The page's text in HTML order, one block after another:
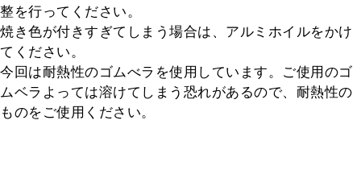
整を行ってください。
焼き色が付きすぎてしまう場合は、アルミホイルをかけ
てください。
今回は耐熱性のゴムべラを使用しています。ご使用のゴ
ムベラよっては溶けてしまう恐れがあるので、耐熱性の
ものをご使用ください。